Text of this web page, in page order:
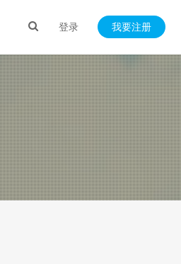
登录 我要注册